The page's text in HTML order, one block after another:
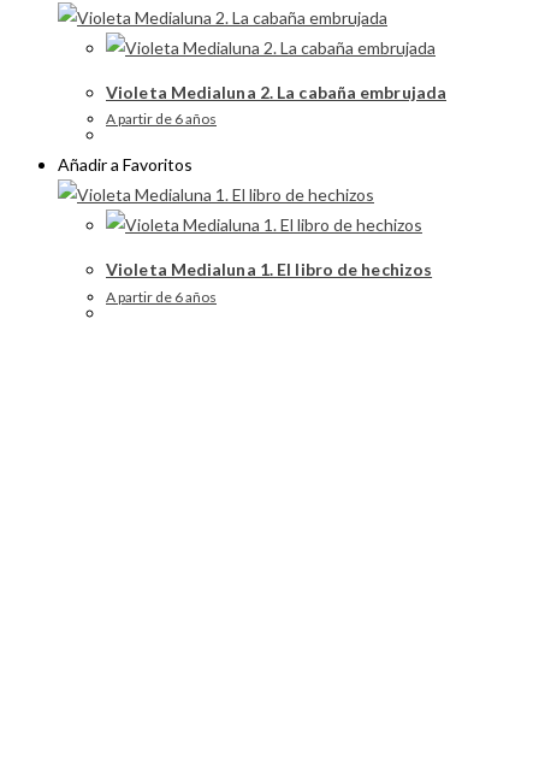
Violeta Medialuna 2. La cabaña embrujada
A partir de 6 años
Añadir a Favoritos
Violeta Medialuna 1. El libro de hechizos
A partir de 6 años